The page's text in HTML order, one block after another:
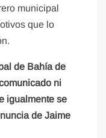
municipal
que lo
de Bahía de
ni
igualmente se
de Jaime